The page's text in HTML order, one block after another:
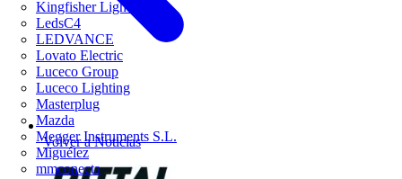
Kingfisher Lighting
LedsC4
LEDVANCE
Lovato Electric
Luceco Group
Luceco Lighting
Masterplug
Mazda
Megger Instruments S.L.
Miguélez
mmconecta
Volver a Noticias